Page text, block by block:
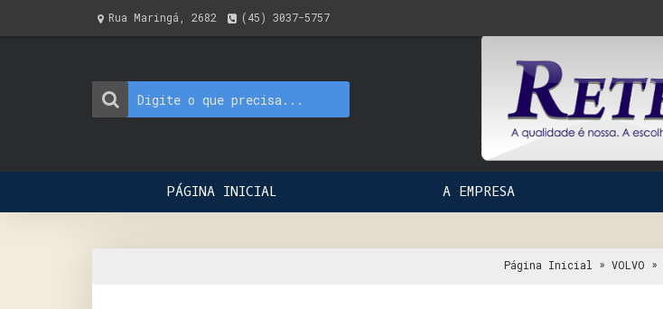
Rua Maringá, 2682 (45) 3037-5757
PÁGINA INICIAL A EMPRESA
Página Inicial » VOLVO »